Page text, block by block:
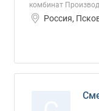
комбинат
Россия,